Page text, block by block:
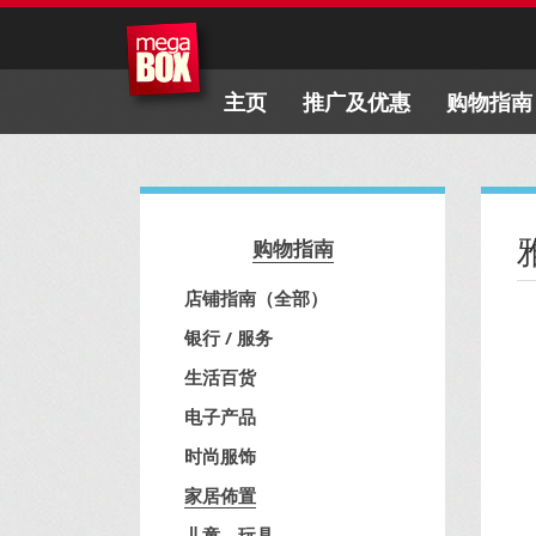
主页 推广及优惠 购物指南
购物指南
店铺指南（全部）
银行 / 服务
生活百货
电子产品
时尚服饰
家居佈置